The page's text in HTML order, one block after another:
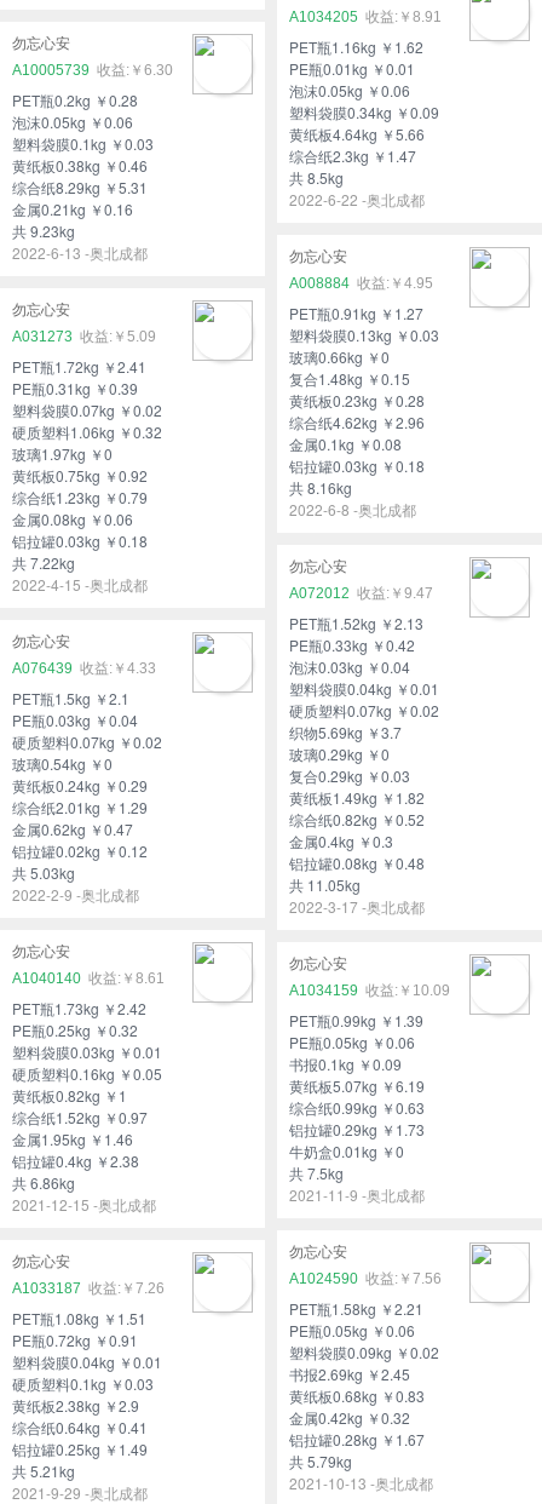
A1034205
￥8.91
PET瓶1.16kg ￥1.62
PE瓶0.01kg ￥0.01
泡沫0.05kg ￥0.06
塑料袋膜0.34kg ￥0.09
黄纸板4.64kg ￥5.66
综合纸2.3kg ￥1.47
共 8.5kg
2022-6-22 -奥北成都
勿忘心安
A10005739
￥6.30
PET瓶0.2kg ￥0.28
泡沫0.05kg ￥0.06
塑料袋膜0.1kg ￥0.03
黄纸板0.38kg ￥0.46
综合纸8.29kg ￥5.31
金属0.21kg ￥0.16
共 9.23kg
2022-6-13 -奥北成都
勿忘心安
A008884
￥4.95
PET瓶0.91kg ￥1.27
塑料袋膜0.13kg ￥0.03
玻璃0.66kg ￥0
复合1.48kg ￥0.15
黄纸板0.23kg ￥0.28
综合纸4.62kg ￥2.96
金属0.1kg ￥0.08
铝拉罐0.03kg ￥0.18
共 8.16kg
2022-6-8 -奥北成都
勿忘心安
A031273
￥5.09
PET瓶1.72kg ￥2.41
PE瓶0.31kg ￥0.39
塑料袋膜0.07kg ￥0.02
硬质塑料1.06kg ￥0.32
玻璃1.97kg ￥0
黄纸板0.75kg ￥0.92
综合纸1.23kg ￥0.79
金属0.08kg ￥0.06
铝拉罐0.03kg ￥0.18
共 7.22kg
2022-4-15 -奥北成都
勿忘心安
A072012
￥9.47
PET瓶1.52kg ￥2.13
PE瓶0.33kg ￥0.42
泡沫0.03kg ￥0.04
塑料袋膜0.04kg ￥0.01
硬质塑料0.07kg ￥0.02
织物5.69kg ￥3.7
玻璃0.29kg ￥0
复合0.29kg ￥0.03
黄纸板1.49kg ￥1.82
综合纸0.82kg ￥0.52
金属0.4kg ￥0.3
铝拉罐0.08kg ￥0.48
共 11.05kg
2022-3-17 -奥北成都
勿忘心安
A076439
￥4.33
PET瓶1.5kg ￥2.1
PE瓶0.03kg ￥0.04
硬质塑料0.07kg ￥0.02
玻璃0.54kg ￥0
黄纸板0.24kg ￥0.29
综合纸2.01kg ￥1.29
金属0.62kg ￥0.47
铝拉罐0.02kg ￥0.12
共 5.03kg
2022-2-9 -奥北成都
勿忘心安
A1040140
￥8.61
PET瓶1.73kg ￥2.42
PE瓶0.25kg ￥0.32
塑料袋膜0.03kg ￥0.01
硬质塑料0.16kg ￥0.05
黄纸板0.82kg ￥1
综合纸1.52kg ￥0.97
金属1.95kg ￥1.46
铝拉罐0.4kg ￥2.38
共 6.86kg
2021-12-15 -奥北成都
勿忘心安
A1034159
￥10.09
PET瓶0.99kg ￥1.39
PE瓶0.05kg ￥0.06
书报0.1kg ￥0.09
黄纸板5.07kg ￥6.19
综合纸0.99kg ￥0.63
铝拉罐0.29kg ￥1.73
牛奶盒0.01kg ￥0
共 7.5kg
2021-11-9 -奥北成都
勿忘心安
A1024590
￥7.56
PET瓶1.58kg ￥2.21
PE瓶0.05kg ￥0.06
塑料袋膜0.09kg ￥0.02
书报2.69kg ￥2.45
黄纸板0.68kg ￥0.83
金属0.42kg ￥0.32
铝拉罐0.28kg ￥1.67
共 5.79kg
2021-10-13 -奥北成都
勿忘心安
A1033187
￥7.26
PET瓶1.08kg ￥1.51
PE瓶0.72kg ￥0.91
塑料袋膜0.04kg ￥0.01
硬质塑料0.1kg ￥0.03
黄纸板2.38kg ￥2.9
综合纸0.64kg ￥0.41
铝拉罐0.25kg ￥1.49
共 5.21kg
2021-9-29 -奥北成都